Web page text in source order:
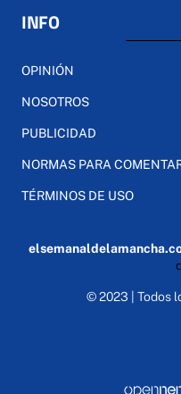
INFO
OPINIÓN
NOSOTROS
PUBLICIDAD
NORMAS PARA
TÉRMINOS DE USO
© 2023 | Todos